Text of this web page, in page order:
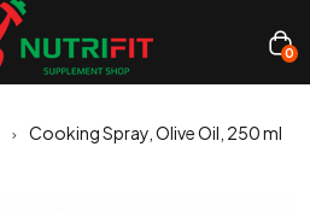
0
Cooking Spray, Olive Oil, 250 ml